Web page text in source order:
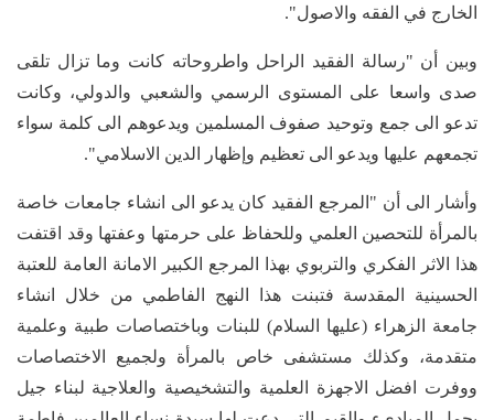
الخارج في الفقه والاصول".
وبين أن "رسالة الفقيد الراحل واطروحاته كانت وما تزال تلقى
صدى واسعا على المستوى الرسمي والشعبي والدولي، وكانت
تدعو الى جمع وتوحيد صفوف المسلمين ويدعوهم الى كلمة سواء
تجمعهم عليها ويدعو الى تعظيم وإظهار الدين الاسلامي".
وأشار الى أن "المرجع الفقيد كان يدعو الى انشاء جامعات خاصة
بالمرأة للتحصين العلمي وللحفاظ على حرمتها وعفتها وقد اقتفت
هذا الاثر الفكري والتربوي بهذا المرجع الكبير الامانة العامة للعتبة
الحسينية المقدسة فتبنت هذا النهج الفاطمي من خلال انشاء
جامعة الزهراء (عليها السلام) للبنات وباختصاصات طبية وعلمية
متقدمة، وكذلك مستشفى خاص بالمرأة ولجميع الاختصاصات
ووفرت افضل الاجهزة العلمية والتشخيصية والعلاجية لبناء جيل